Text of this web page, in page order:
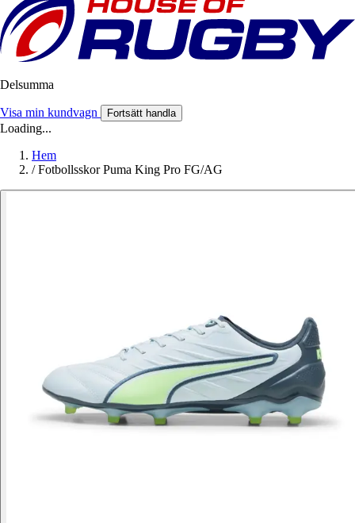
Delsumma
Visa min kundvagn Fortsätt handla
Loading...
Hem
/ Fotbollsskor Puma King Pro FG/AG